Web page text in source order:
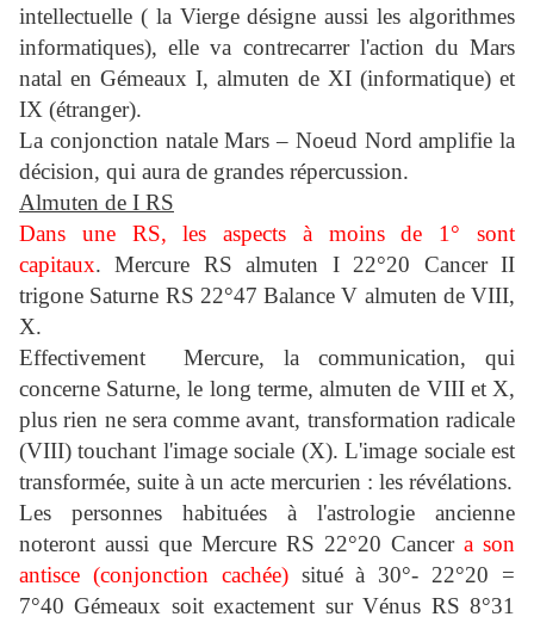
intellectuelle ( la Vierge désigne aussi les algorithmes
informatiques), elle va contrecarrer l'action du Mars
natal en Gémeaux I, almuten de XI (informatique) et
IX (étranger).
La conjonction natale Mars – Noeud Nord amplifie la
décision, qui aura de grandes répercussion.
Almuten de I RS
Dans une RS, les aspects à moins de 1° sont
capitaux.Mercure RS almuten I 22°20 Cancer II
trigone Saturne RS 22°47 Balance V almuten de VIII,
X.
Effectivement Mercure, la communication, qui
concerne Saturne, le long terme, almuten de VIII et X,
plus rien ne sera comme avant, transformation radicale
(VIII) touchant l'image sociale (X). L'image sociale est
transformée, suite à un acte mercurien : les révélations.
Les personnes habituées à l'astrologie ancienne
noteront aussi que Mercure RS 22°20 Cancer a son
antisce (conjonction cachée)situé à 30°- 22°20 =
7°40 Gémeaux soit exactement sur Vénus RS 8°31